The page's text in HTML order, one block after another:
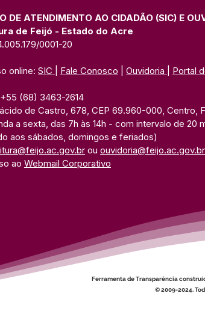
DE ATENDIMENTO AO CIDADÃO (SIC) E
de Feijó - Estado do Acre
0001-20
online: SIC Fale Conosco Ouvidoria Portal
+55 (68) 3463-2614
de Castro, 678, CEP 69.960-000, Centro,
a sexta, das 7h às 14h - com intervalo de 20
aos sábados, domingos e feriados)
ou ouvidoria@feijo.ac.gov.br
ao Webmail Corporativo
Ferramenta de Transparência
© 2009-2024.